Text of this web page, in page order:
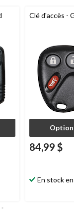
Clé d'accès -
84,99 $
En stock